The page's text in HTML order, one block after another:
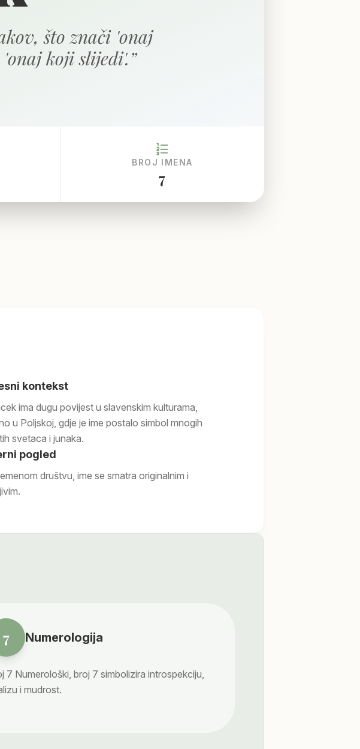
što znači 'onaj
koji slijedi'.”
format_list_numbered
BROJ IMENA
7
kontekst
ima dugu povijest u slavenskim kulturama,
u Poljskoj, gdje je ime postalo simbol mnogih
svetaca i junaka.
pogled
društvu, ime se smatra originalnim i
7 Numerologija
7 Numerološki, broj 7 simbolizira introspekciju,
i mudrost.